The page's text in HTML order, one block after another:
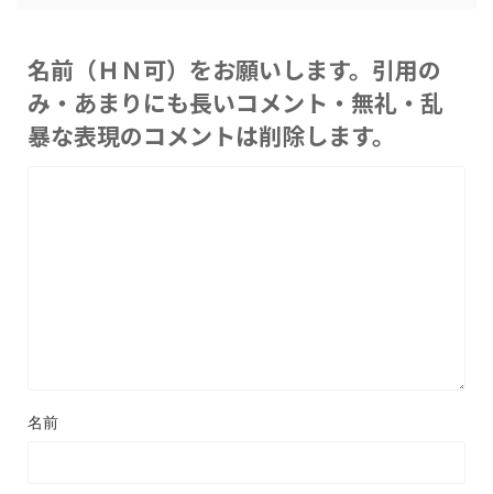
名前（ＨＮ可）をお願いします。引用の
み・あまりにも長いコメント・無礼・乱
暴な表現のコメントは削除します。
名前